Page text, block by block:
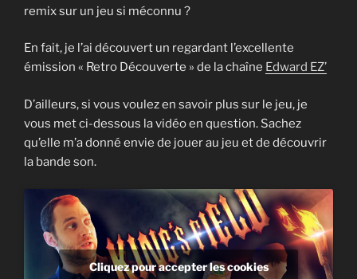
remix sur un jeu si méconnu ?
En fait, je l’ai découvert un regardant l’excellente
émission « Retro Découverte » de la chaîne Edward EZ’
D’ailleurs, si vous voulez en savoir plus sur le jeu, je
vous met ci-dessous la vidéo en question. Sachez
qu’elle m’a donné envie de jouer au jeu et de découvrir
la bande son.
Cliquez pour accepter les cookies